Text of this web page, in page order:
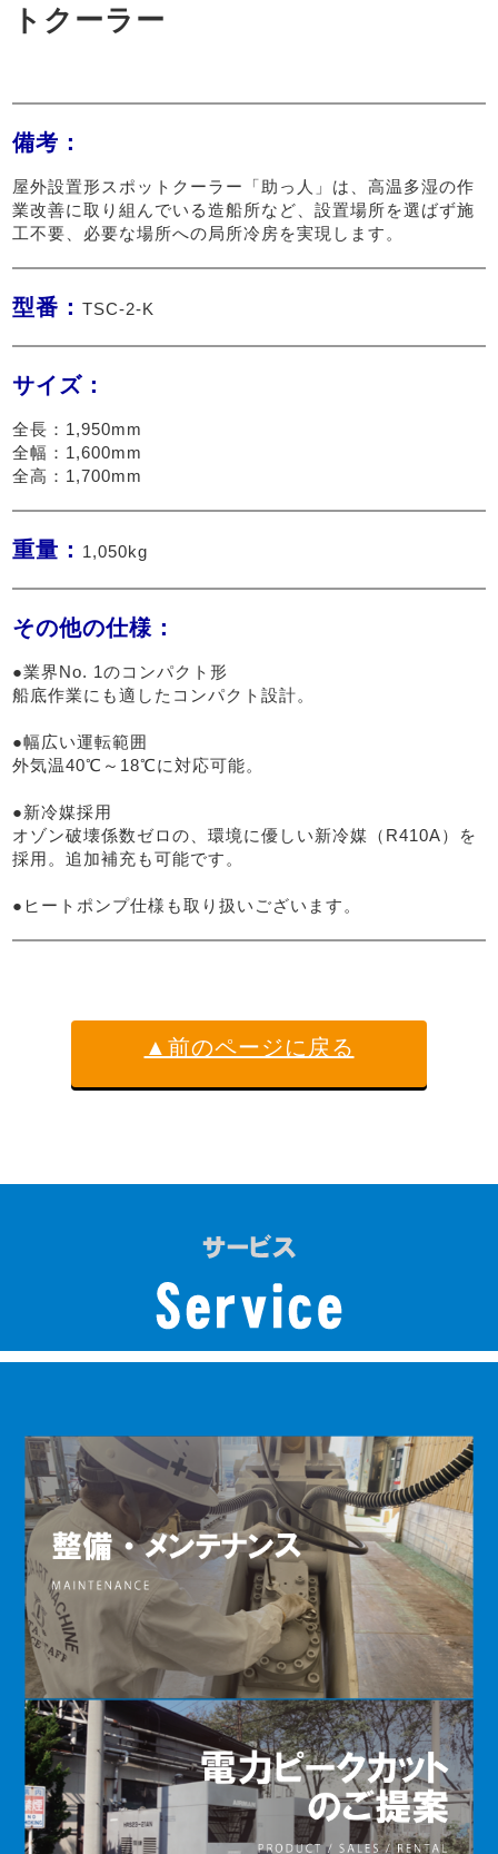
トクーラー
備考：
屋外設置形スポットクーラー「助っ人」は、高温多湿の作
業改善に取り組んでいる造船所など、設置場所を選ばず施
工不要、必要な場所への局所冷房を実現します。
型番：TSC-2-K
サイズ：
全長：1,950mm
全幅：1,600mm
全高：1,700mm
重量： 1,050kg
その他の仕様：
●業界No. 1のコンパクト形
船底作業にも適したコンパクト設計。
●幅広い運転範囲
外気温40℃～18℃に対応可能。
●新冷媒採用
オゾン破壊係数ゼロの、環境に優しい新冷媒（R410A）を
採用。追加補充も可能です。
●ヒートポンプ仕様も取り扱いございます。
▲前のページに戻る